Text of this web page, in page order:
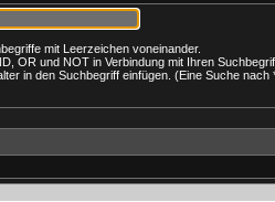
mit Leerzeichen voneinander.
OR und NOT in Verbindung mit Ihren
in den Suchbegriff einfügen. (Eine Suche